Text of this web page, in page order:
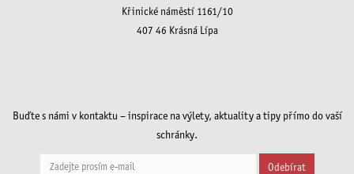
Křinické náměstí 1161/10
407 46 Krásná Lípa
Buďte s námi v kontaktu – inspirace na výlety, aktuality a tipy přímo do vaší
schránky.
Odebírat